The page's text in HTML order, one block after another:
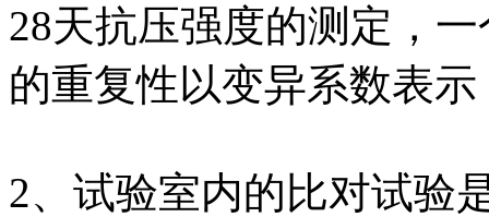
28天抗压强度的测定，
的重复性以变异系数表
2、试验室内的比对试验